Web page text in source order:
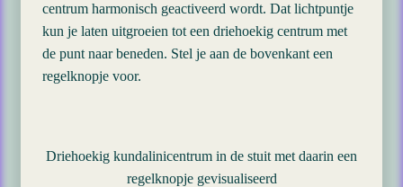
centrum harmonisch geactiveerd wordt. Dat lichtpuntje
kun je laten uitgroeien tot een driehoekig centrum met
de punt naar beneden. Stel je aan de bovenkant een
regelknopje voor.
Driehoekig kundalinicentrum in de stuit met daarin een
regelknopje gevisualiseerd